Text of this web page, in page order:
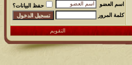
اسم العضو
حفظ البيانات؟
كلمة المرور
التقويم